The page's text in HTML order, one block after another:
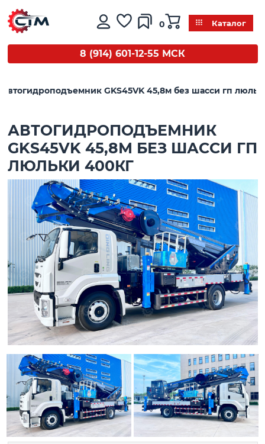
0 Каталог
8 (914) 601-12-55 МСК
Автогидроподъемник GKS45VK 45,8м без шасси гп
АВТОГИДРОПОДЪЕМНИК
GKS45VK 45,8М БЕЗ ШАССИ ГП
ЛЮЛЬКИ 400КГ